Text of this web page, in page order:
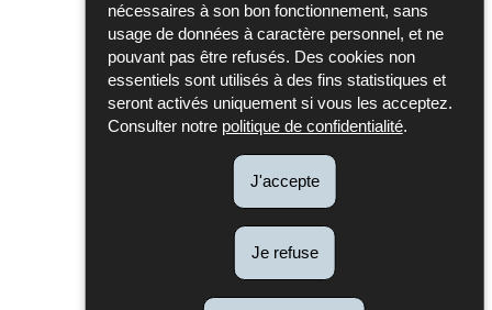
nécessaires à son bon fonctionnement, sans
usage de données à caractère personnel, et ne
pouvant pas être refusés. Des cookies non
essentiels sont utilisés à des fins statistiques et
seront activés uniquement si vous les acceptez.
Consulter notre politique de confidentialité.
J'accepte
Je refuse
Publications du Conseil scientifique